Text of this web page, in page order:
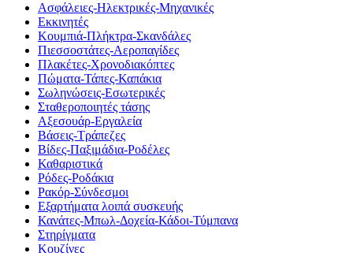
Ασφάλειες-Ηλεκτρικές-Μηχανικές
Εκκινητές
Κουμπιά-Πλήκτρα-Σκανδάλες
Πιεσσοστάτες-Αεροπαγίδες
Πλακέτες-Χρονοδιακόπτες
Πώματα-Τάπες-Καπάκια
Σωληνώσεις-Εσωτερικές
Σταθεροποιητές τάσης
Αξεσουάρ-Εργαλεία
Βάσεις-Τράπεζες
Βίδες-Παξιμάδια-Ροδέλες
Καθαριστικά
Ρόδες-Ροδάκια
Ρακόρ-Σύνδεσμοι
Εξαρτήματα λοιπά συσκευής
Κανάτες-Μπωλ-Δοχεία-Κάδοι-Τύμπανα
Στηρίγματα
Κουζίνες